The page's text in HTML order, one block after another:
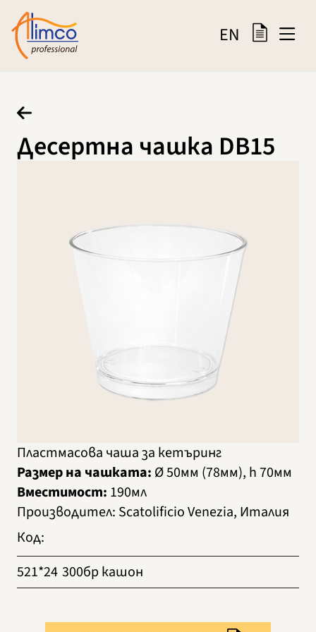
EN
Десертна чашка DB15
Пластмасова чаша за кетъринг
Размер на чашката: Ø 50мм (78мм), h 70мм
Вместимост: 190мл
Производител: Scatolificio Venezia, Италия
Код:
521*24 300бр кашон